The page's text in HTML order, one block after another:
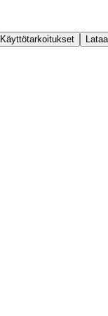
Käyttötarkoitukset Lataa